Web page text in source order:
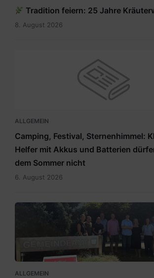
Tradition feiern: 25 Jahre
8. August 2026
ALLGEMEIN
Camping, Festival, Sternenhimmel:
Helfer mit Akkus und Batterien
dem Sommer nicht
6. August 2026
RegionslaborSüdost.jpg
ALLGEMEIN